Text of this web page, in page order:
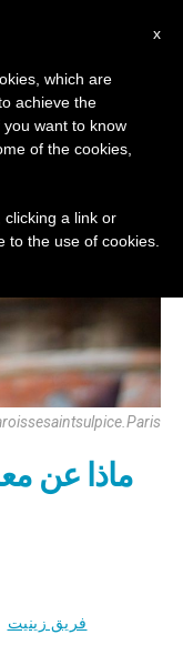
ماذا عن
فريق زينيت
x
which are
achieve the
want to know
of the cookies,
clicking a link or
to the use of cookies.